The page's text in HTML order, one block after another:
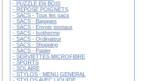
- PUZZLE EN BOIS
- REPOSE POIGNETS
- SACS - Tous les sacs
- SACS - Bagages
- SACS - Envois postaux
- SACS - Isotherme
- SACS - Ordinateur
- SACS - Shopping
- SACS - Papier
- SERVIETTES MICROFIBRE
- SPORTS
- SOLAIRE
- STYLOS - MENU GENERAL